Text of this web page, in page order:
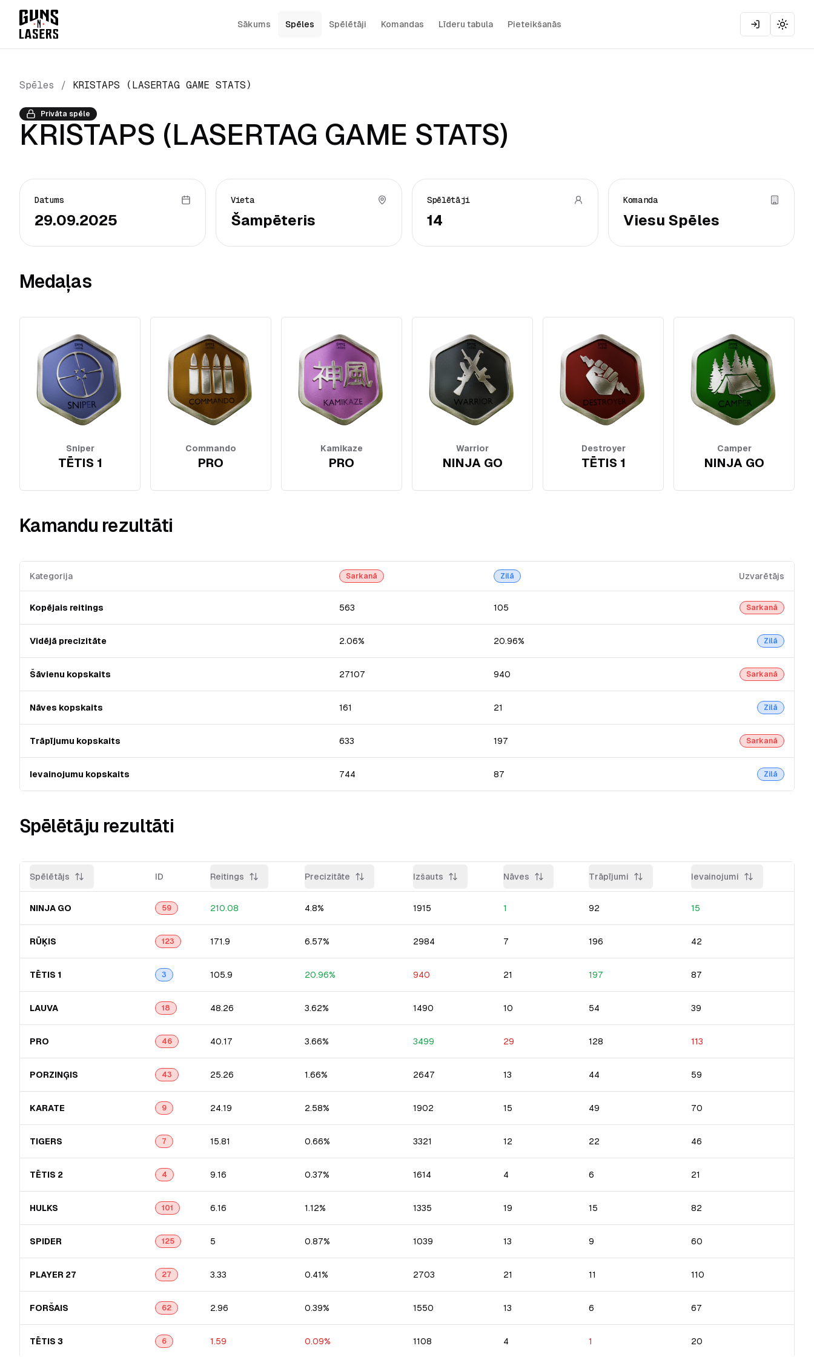
Sākums Spēles Spēlētāji Komandas Līderu tabula Pieteikšanās
Toggle
Spēles / KRISTAPS (LASERTAG GAME STATS)
Privāta spēle
KRISTAPS (LASERTAG GAME STATS)
Datums
29.09.2025
Vieta
Šampēteris
Spēlētāji
14
Komanda
Viesu Spēles
Medaļas
Sniper
TĒTIS 1
Commando
PRO
Kamikaze
PRO
Warrior
NINJA GO
Destroyer
TĒTIS 1
Camper
NINJA GO
Kamandu rezultāti
Kategorija Sarkanā Zilā Uzvarētājs
Kopējais reitings 563 105 Sarkanā
Vidējā precizitāte 2.06% 20.96% Zilā
Šāvienu kopskaits 27107 940 Sarkanā
Nāves kopskaits 161 21 Zilā
Trāpījumu kopskaits 633 197 Sarkanā
Ievainojumu kopskaits 744 87 Zilā
Spēlētāju rezultāti
Spēlētājs ID Reitings Precizitāte Izšauts Nāves Trāpījumi Ievainojumi
NINJA GO 59 210.08 4.8% 1915 1 92 15
RŪĶIS 123 171.9 6.57% 2984 7 196 42
TĒTIS 1 3 105.9 20.96% 940 21 197 87
LAUVA 18 48.26 3.62% 1490 10 54 39
PRO 46 40.17 3.66% 3499 29 128 113
PORZINĢIS 43 25.26 1.66% 2647 13 44 59
KARATE 9 24.19 2.58% 1902 15 49 70
TIGERS 7 15.81 0.66% 3321 12 22 46
TĒTIS 2 4 9.16 0.37% 1614 4 6 21
HULKS 101 6.16 1.12% 1335 19 15 82
SPIDER 125 5 0.87% 1039 13 9 60
PLAYER 27 27 3.33 0.41% 2703 21 11 110
FORŠAIS 62 2.96 0.39% 1550 13 6 67
TĒTIS 3 6 1.59 0.09% 1108 4 1 20